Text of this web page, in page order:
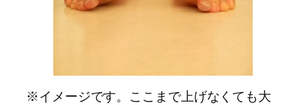
※イメージです。ここまで上げなくても大